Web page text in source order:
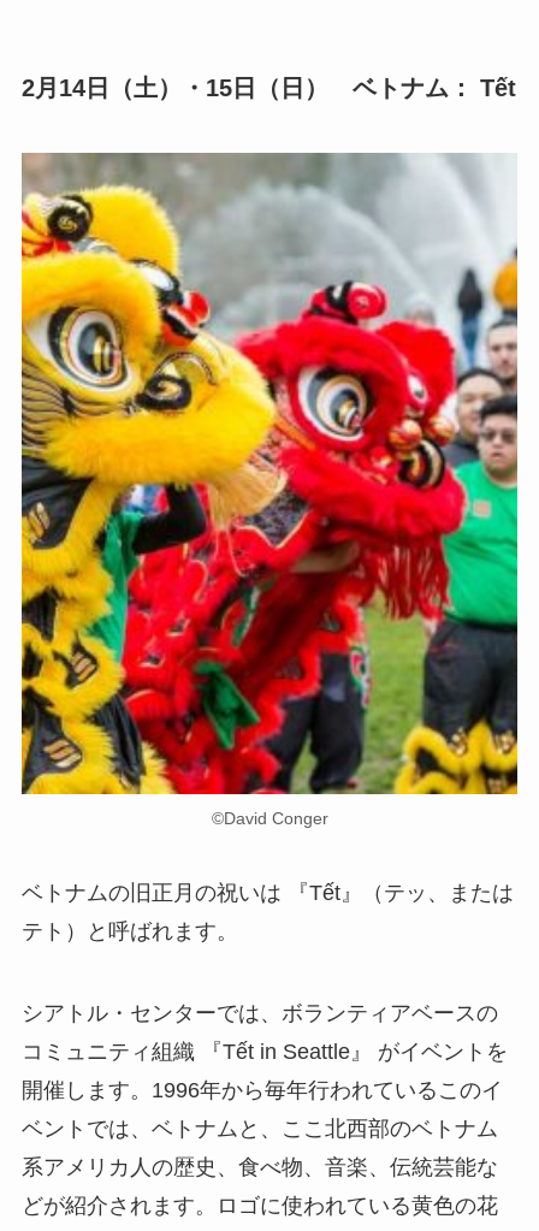
2月14日（土）・15日（日） ベトナム： Tết
©David Conger
ベトナムの旧正月の祝いは 『Tết』（テッ、または
テト）と呼ばれます。
シアトル・センターでは、ボランティアベースの
コミュニティ組織 『Tết in Seattle』 がイベントを
開催します。1996年から毎年行われているこのイ
ベントでは、ベトナムと、ここ北西部のベトナム
系アメリカ人の歴史、食べ物、音楽、伝統芸能な
どが紹介されます。ロゴに使われている黄色の花